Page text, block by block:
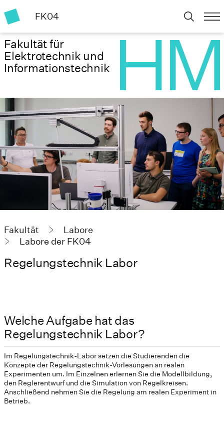
FK04
Fakultät für
Elektrotechnik und
Informationstechnik
Fakultät
Labore
Labore der FK04
Regelungstechnik Labor
Welche Aufgabe hat das
Regelungstechnik Labor?
Im Regelungstechnik-Labor setzen die Studierenden die
Konzepte der Regelungstechnik-Vorlesungen an realen
Experimenten um. Im Einzelnen erlernen Sie die Modellbildung,
den Reglerentwurf und die Simulation von Regelkreisen.
Anschließend nehmen Sie die Regelung am realen Experiment in
Betrieb.